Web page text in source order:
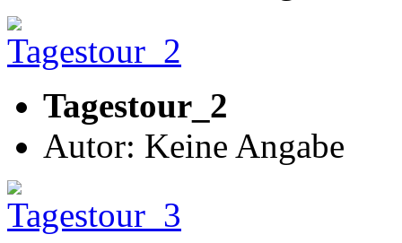
Tagestour_2
Autor: Keine Angabe